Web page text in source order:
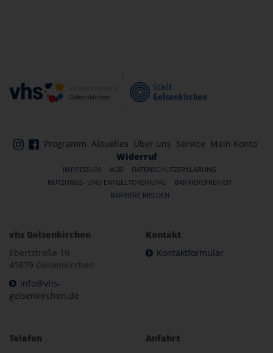
Programm Aktuelles Über uns Service Mein Konto
Widerruf
IMPRESSUM AGB
DATENSCHUTZERKLÄRUNG
NUTZUNGS- UND ENTGELTORDNUNG
BARRIEREFREIHEIT
BARRIERE MELDEN
vhs Gelsenkirchen
Ebertstraße 19
45879 Gelsenkirchen
info@vhs-
gelsenkirchen.de
Kontakt
Kontaktformular
Telefon
Anfahrt